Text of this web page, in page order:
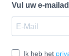
Vul uw e-
Ik heb het